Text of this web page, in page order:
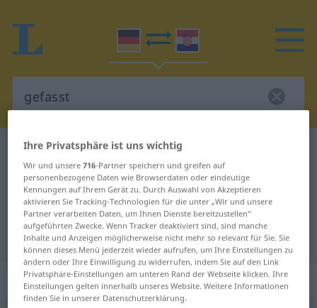
Deutsch-Kroatisch Wörterbuch
Deutsch-Kroatisch Übersetzung für
"gefasst"
"gefasst" Kroatisch Übersetzung
„gefasst“: Adjektiv
Ihre Privatsphäre ist uns wichtig
Wir und unsere716-Partner speichern und greifen auf
personenbezogene Daten wie Browserdaten oder eindeutige
Kennungen auf Ihrem Gerät zu. Durch Auswahl von Akzeptieren
aktivieren Sie Tracking-Technologien für die unter „Wir und unsere
Partner verarbeiten Daten, um Ihnen Dienste bereitzustellen“
aufgeführten Zwecke. Wenn Tracker deaktiviert sind, sind manche
Inhalte und Anzeigen möglicherweise nicht mehr so relevant für Sie. Sie
können dieses Menü jederzeit wieder aufrufen, um Ihre Einstellungen zu
ändern oder Ihre Einwilligung zu widerrufen, indem Sie auf den Link
Privatsphäre-Einstellungen am unteren Rand der Webseite klicken. Ihre
Einstellungen gelten innerhalb unseres Website. Weitere Informationen
finden Sie in unserer Datenschutzerklärung.